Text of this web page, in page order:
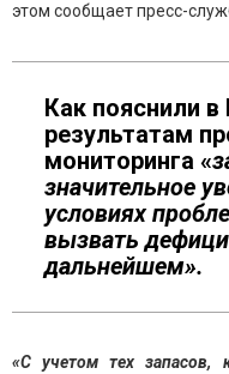
этом сообщает пресс-
Как пояснили
результатам
мониторинга «
значительное
условиях
вызвать
дальнейшем».
«С учетом тех запасов,